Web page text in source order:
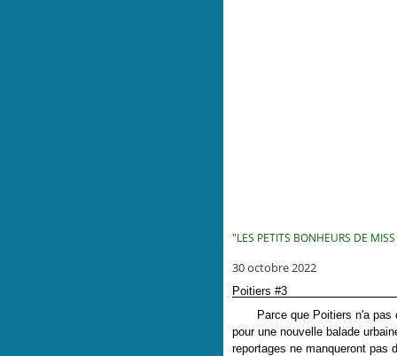
"LES PETITS BONHEURS DE
30 octobre 2022
Poitiers #3
Parce que Poitiers n'a pas
pour une nouvelle balade
reportages ne manqueront pas